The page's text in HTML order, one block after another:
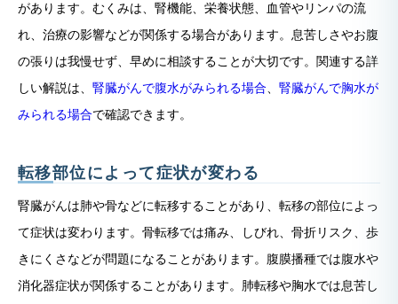
があります。むくみは、腎機能、栄養状態、血管やリンパの流
れ、治療の影響などが関係する場合があります。息苦しさやお腹
の張りは我慢せず、早めに相談することが大切です。関連する詳
しい解説は、 腎臓がんで腹水がみられる場合、 腎臓がんで胸水が
みられる場合で確認できます。
転移部位によって症状が変わる
腎臓がんは肺や骨などに転移することがあり、転移の部位によっ
て症状は変わります。骨転移では痛み、しびれ、骨折リスク、歩
きにくさなどが問題になることがあります。腹膜播種では腹水や
消化器症状が関係することがあります。肺転移や胸水では息苦し